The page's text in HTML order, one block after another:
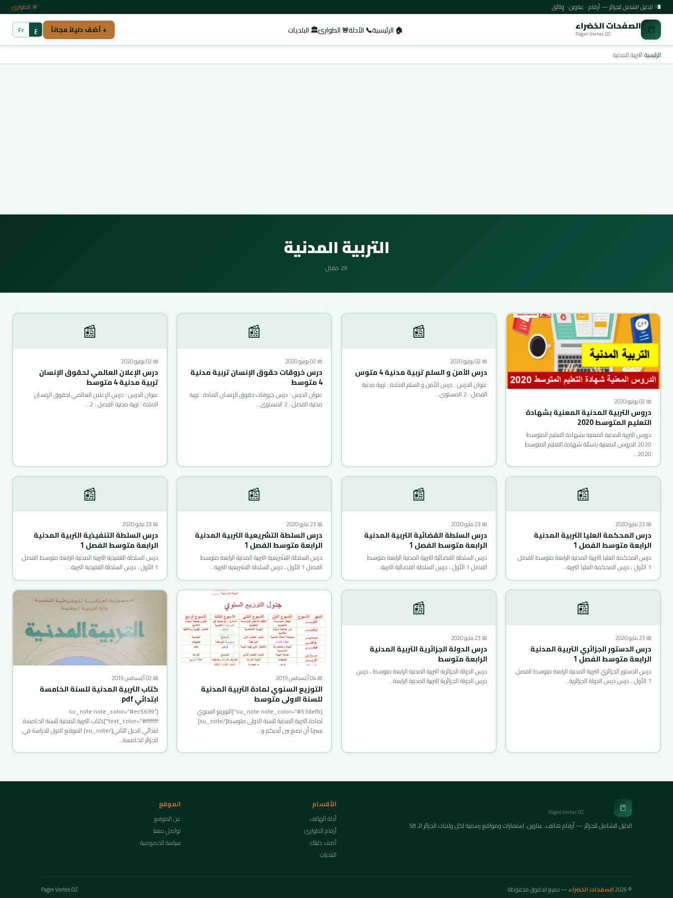
الدليل الشامل للجزائر — أرقام · عناوين · وثائق 🚨 الطوارئ
📒 الصفحات الخضراء
Pages Vertes DZ 🏠 الرئيسية📞 الأدلة🚨 الطوارئ🏛️ البلديات + أضف دليلاً مجاناً ع Fr
الرئيسية›التربية المدنية
التربية المدنية
29 مقال
📅 02 يونيو 2020
دروس التربية المدنية المعنية بشهادة
التعليم المتوسط 2020
دروس التربية المدنية المعنية بشهادة التعليم المتوسط
2020 الدروس المعنية باسئلة شهادة التعليم المتوسط
2020…
📰
📅 02 يونيو 2020
درس الأمن و السلم تربية مدنية 4 متوس
عنوان الدرس : درس الأمن و السلم المادة : تربية مدنية
الفصل : 2 المستوى…
📰
📅 02 يونيو 2020
درس خروقات حقوق الإنسان تربية مدنية
4 متوسط
عنوان الدرس : درس خروقات حقوق الإنسان المادة : تربية
مدنية الفصل : 2 المستوى…
📰
📅 02 يونيو 2020
درس الإعلان العالمي لحقوق الإنسان
تربية مدنية 4 متوسط
عنوان الدرس : درس الإعلان العالمي لحقوق الإنسان
المادة : تربية مدنية الفصل : 2…
📰
📅 23 مايو 2020
درس المحكمة العليا التربية المدنية
الرابعة متوسط الفصل 1
درس المحكمة العليا التربية المدنية الرابعة متوسط الفصل
1 الأول ، درس المحكمة العليا التربية…
📰
📅 23 مايو 2020
درس السلطة القضائية التربية المدنية
الرابعة متوسط الفصل 1
درس السلطة القضائية التربية المدنية الرابعة متوسط
الفصل 1 الأول ، درس السلطة القضائية التربية…
📰
📅 23 مايو 2020
درس السلطة التشريعية التربية المدنية
الرابعة متوسط الفصل 1
درس السلطة التشريعية التربية المدنية الرابعة متوسط
الفصل 1 الأول ، درس السلطة التشريعية التربية…
📰
📅 23 مايو 2020
درس السلطة التنفيذية التربية المدنية
الرابعة متوسط الفصل 1
درس السلطة التنفيذية التربية المدنية الرابعة متوسط الفصل
1 الأول ، درس السلطة التنفيذية التربية…
📰
📅 23 مايو 2020
درس الدستور الجزائري التربية المدنية
الرابعة متوسط الفصل 1
درس الدستور الجزائري التربية المدنية الرابعة متوسط الفصل
1 الأول ، درس درس الدولة الجزائرية…
📰
📅 23 مايو 2020
درس الدولة الجزائرية التربية المدنية
الرابعة متوسط
درس الدولة الجزائرية التربية المدنية الرابعة متوسط ، درس
درس الدولة الجزائرية التربية المدنية الرابعة…
📅 04 أغسطس 2019
التوزيع السنوي لمادة التربية المدنية
للسنة الاولى متوسط
[su_note note_color=”#53defb”]التوزيع السنوي
لمادة التربية المدنية للسنة الاولى متوسط[/su_note]
يسرنا أن نضع بين أيديكم و…
📅 02 أغسطس 2019
كتاب التربية المدنية للسنة الخامسة
ابتدائي pdf
[su_note note_color=”#ec5639″
text_color=”#ffffff”]كتاب التربية المدنية للسنة الخامسة
ابتدائي الجيل الثاني[/su_note] الموقع الاول للدراسة في
الجزائر الخامسة…
📒
Pages Vertes DZ
الدليل الشامل للجزائر — أرقام هاتف، عناوين، استمارات ومواقع رسمية لكل ولايات الجزائر الـ 58
الأقسام
أدلة الهاتف
أرقام الطوارئ
أضف دليلك
البلديات
الموقع
عن الموقع
تواصل معنا
سياسة الخصوصية
© 2026 الصفحات الخضراء— جميع الحقوق محفوظة Pages Vertes DZ